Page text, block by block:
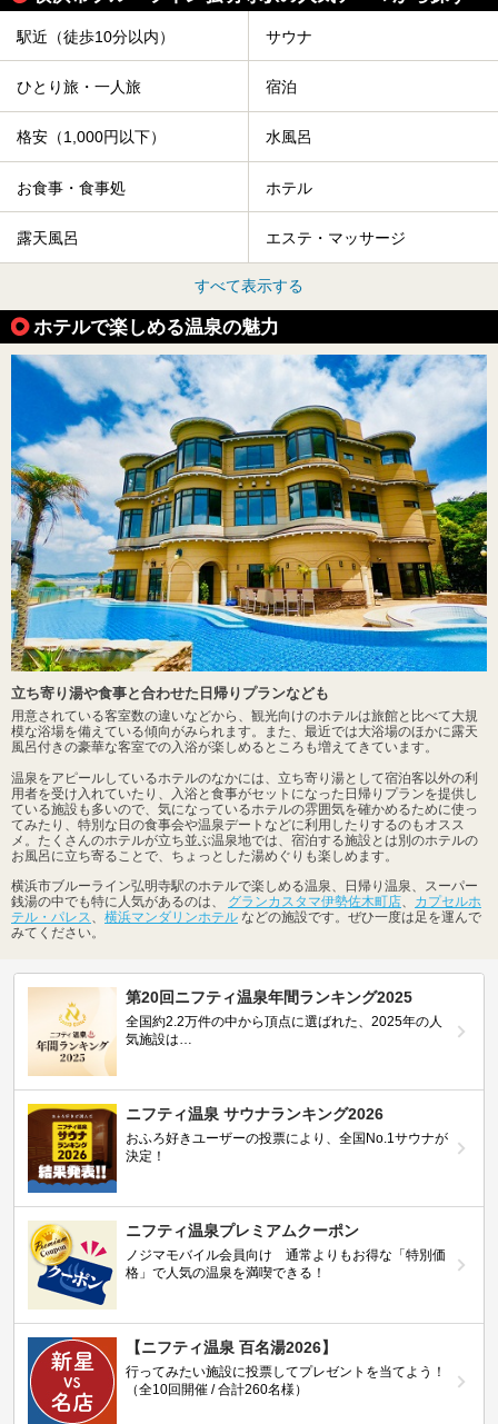
駅近（徒歩10分以内） サウナ
ひとり旅・一人旅 宿泊
格安（1,000円以下） 水風呂
お食事・食事処 ホテル
露天風呂 エステ・マッサージ
すべて表示する
ホテルで楽しめる温泉の魅力
立ち寄り湯や食事と合わせた日帰りプランなども
用意されている客室数の違いなどから、観光向けのホテルは旅館と比べて大規
模な浴場を備えている傾向がみられます。また、最近では大浴場のほかに露天
風呂付きの豪華な客室での入浴が楽しめるところも増えてきています。
温泉をアピールしているホテルのなかには、立ち寄り湯として宿泊客以外の利
用者を受け入れていたり、入浴と食事がセットになった日帰りプランを提供し
ている施設も多いので、気になっているホテルの雰囲気を確かめるために使っ
てみたり、特別な日の食事会や温泉デートなどに利用したりするのもオスス
メ。たくさんのホテルが立ち並ぶ温泉地では、宿泊する施設とは別のホテルの
お風呂に立ち寄ることで、ちょっとした湯めぐりも楽しめます。
横浜市ブルーライン弘明寺駅のホテルで楽しめる温泉、日帰り温泉、スーパー
銭湯の中でも特に人気があるのは、 グランカスタマ伊勢佐木町店
カプセルホ
テル・パレス
横浜マンダリンホテル などの施設です。ぜひ一度は足を運んで
みてください。
第20回ニフティ温泉年間ランキング2025
全国約2.2万件の中から頂点に選ばれた、2025年の人
気施設は…
ニフティ温泉 サウナランキング2026
おふろ好きユーザーの投票により、全国No.1サウナが
決定！
ニフティ温泉プレミアムクーポン
ノジマモバイル会員向け 通常よりもお得な「特別価
格」で人気の温泉を満喫できる！
【ニフティ温泉 百名湯2026】
行ってみたい施設に投票してプレゼントを当てよう！
（全10回開催 / 合計260名様）